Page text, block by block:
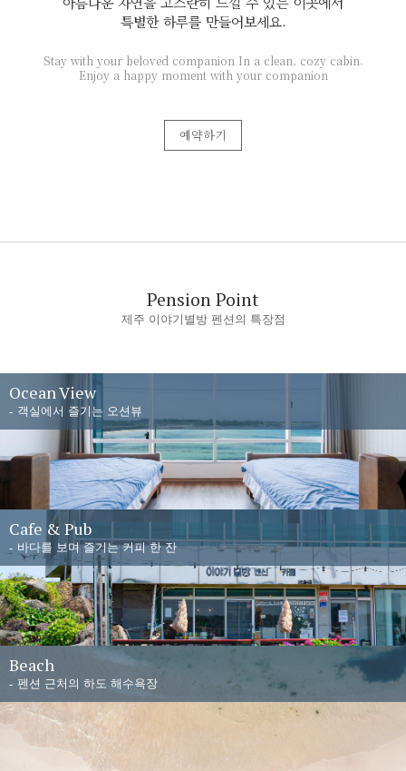
특별한 하루를 만들어보세요.
Stay with your beloved companion In a clean, cozy cabin.
Enjoy a happy moment with your companion
예약하기
Pension Point
제주 이야기별방 펜션의 특장점
Ocean View
객실에서 즐기는 오션뷰
Cafe & Pub
바다를 보며 즐기는 커피 한 잔
Beach
펜션 근처의 하도 해수욕장